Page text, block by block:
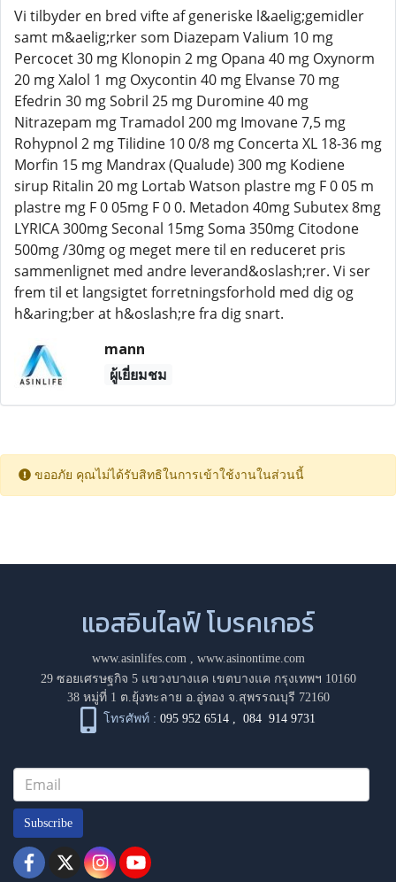
Vi tilbyder en bred vifte af generiske l&aelig;gemidler
samt m&aelig;rker som Diazepam Valium 10 mg
Percocet 30 mg Klonopin 2 mg Opana 40 mg Oxynorm
20 mg Xalol 1 mg Oxycontin 40 mg Elvanse 70 mg
Efedrin 30 mg Sobril 25 mg Duromine 40 mg
Nitrazepam mg Tramadol 200 mg Imovane 7,5 mg
Rohypnol 2 mg Tilidine 10 0/8 mg Concerta XL 18-36 mg
Morfin 15 mg Mandrax (Qualude) 300 mg Kodiene
sirup Ritalin 20 mg Lortab Watson plastre mg F 0 05 m
plastre mg F 0 05mg F 0 0. Metadon 40mg Subutex 8mg
LYRICA 300mg Seconal 15mg Soma 350mg Citodone
500mg /30mg og meget mere til en reduceret pris
sammenlignet med andre leverand&oslash;rer. Vi ser
frem til et langsigtet forretningsforhold med dig og
h&aring;ber at h&oslash;re fra dig snart.
mann
ผู้เยี่ยมชม
ขออภัย คุณไม่ได้รับสิทธิในการเข้าใช้งานในส่วนนี้
แอสอินไลฟ์ โบรคเกอร์
www.asinlifes.com, www.asinontime.com
29 ซอยเศรษฐกิจ 5 แขวงบางแค เขตบางแค กรุงเทพฯ 10160
38 หมู่ที่ 1 ต.ยุ้งทะลาย อ.อู่ทอง จ.สุพรรณบุรี 72160
โทรศัพท์ : 095 952 6514 ,084 914 9731
Subscribe